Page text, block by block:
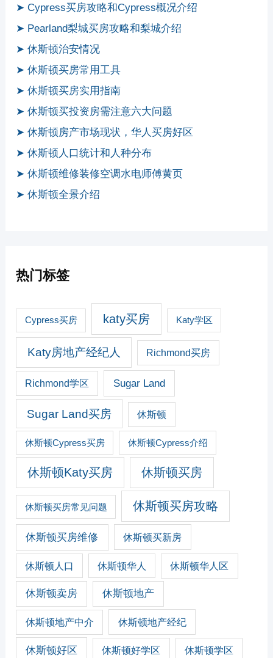
➤ Cypress买房攻略和Cypress概况介绍
➤ Pearland梨城买房攻略和梨城介绍
➤ 休斯顿治安情况
➤ 休斯顿买房常用工具
➤ 休斯顿买房实用指南
➤ 休斯顿买投资房需注意六大问题
➤ 休斯顿房产市场现状，华人买房好区
➤ 休斯顿人口统计和人种分布
➤ 休斯顿维修装修空调水电师傅黄页
➤ 休斯顿全景介绍
热门标签
Cypress买房 katy买房 Katy学区
Katy房地产经纪人 Richmond买房
Richmond学区 Sugar Land
Sugar Land买房 休斯顿
休斯顿Cypress买房 休斯顿Cypress介绍
休斯顿Katy买房 休斯顿买房
休斯顿买房常见问题 休斯顿买房攻略
休斯顿买房维修 休斯顿买新房
休斯顿人口 休斯顿华人 休斯顿华人区
休斯顿卖房 休斯顿地产
休斯顿地产中介 休斯顿地产经纪
休斯顿好区 休斯顿好学区 休斯顿学区